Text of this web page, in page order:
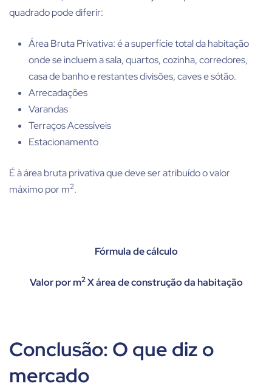
quadrado pode diferir:
Área Bruta Privativa: é a superfície total da habitação
onde se incluem a sala, quartos, cozinha, corredores,
casa de banho e restantes divisões, caves e sótão.
Arrecadações
Varandas
Terraços Acessíveis
Estacionamento
É à área bruta privativa que deve ser atribuído o valor
máximo por m2.
Fórmula de cálculo
Valor por m2X área de construção da habitação
Conclusão: O que diz o
mercado